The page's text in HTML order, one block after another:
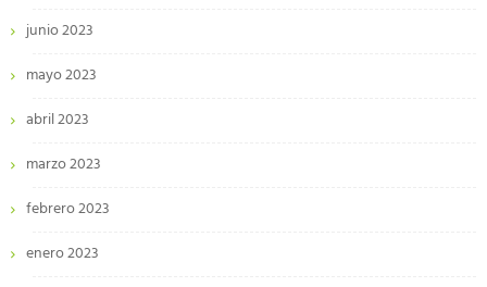
junio 2023
mayo 2023
abril 2023
marzo 2023
febrero 2023
enero 2023